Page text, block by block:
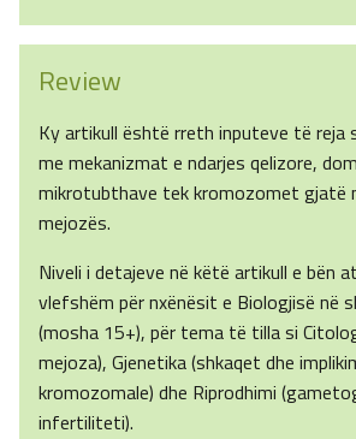
Review
Ky artikull është rreth inputeve të reja
me mekanizmat e ndarjes qelizore,
mikrotubthave tek kromozomet gjatë
mejozës.
Niveli i detajeve në këtë artikull e bën
vlefshëm për nxënësit e Biologjisë në
(mosha 15+), për tema të tilla si
mejoza), Gjenetika (shkaqet dhe
kromozomale) dhe Riprodhimi
infertiliteti).